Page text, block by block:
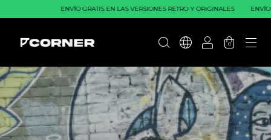
ENVÍO GRATIS EN LAS VERSIONES RETRO Y ORIGINALES ENVÍO GRATIS EN
0